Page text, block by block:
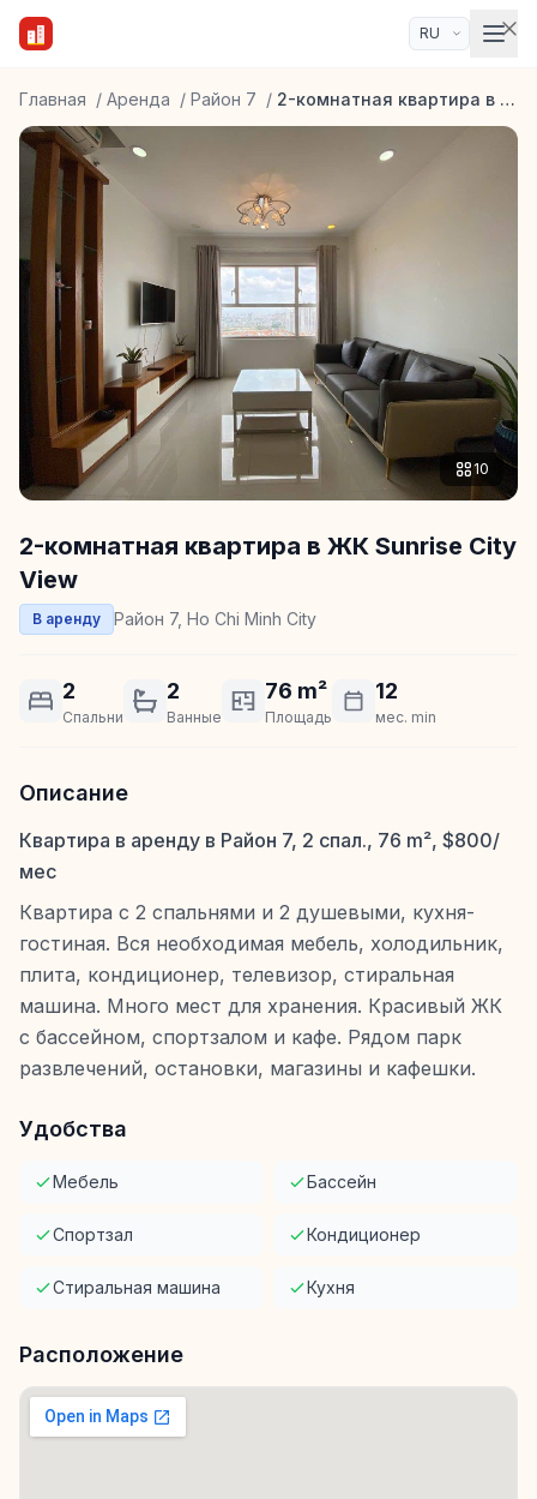
Главная / Аренда / Район 7 / 2-комнатная квартира в ЖК Sunrise City View
10
2-комнатная квартира в ЖК Sunrise City
View
В аренду Район 7, Ho Chi Minh City
2
Спальни
2
Ванные
76 m²
Площадь
12
мес. min
Описание
Квартира в аренду в Район 7, 2 спал., 76 m², $800/
мес
Квартира с 2 спальнями и 2 душевыми, кухня-
гостиная. Вся необходимая мебель, холодильник,
плита, кондиционер, телевизор, стиральная
машина. Много мест для хранения. Красивый ЖК
с бассейном, спортзалом и кафе. Рядом парк
развлечений, остановки, магазины и кафешки.
Удобства
Мебель Бассейн
Спортзал Кондиционер
Стиральная машина Кухня
Расположение